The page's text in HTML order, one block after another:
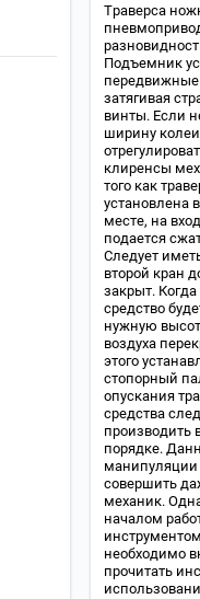
Траверса
Подъемник
затягивая
винты. Если
ширину
клиренсы
того как
установлена
месте, на
подается
Следует
второй кран
закрыт.
средство
нужную
воздуха
этого
стопорный
опускания
средства
производить
порядке.
совершить
механик.
началом
необходимо
прочитать